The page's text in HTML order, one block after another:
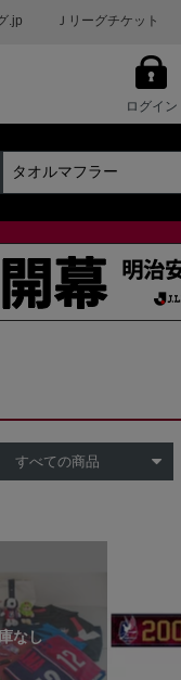
.jp Ｊリーグチケット
ログイン